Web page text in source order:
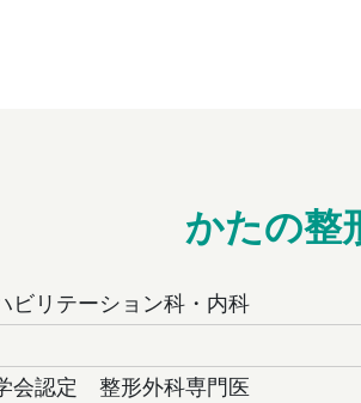
かたの整
ビリテーション科・内科
会認定 整形外科専門医